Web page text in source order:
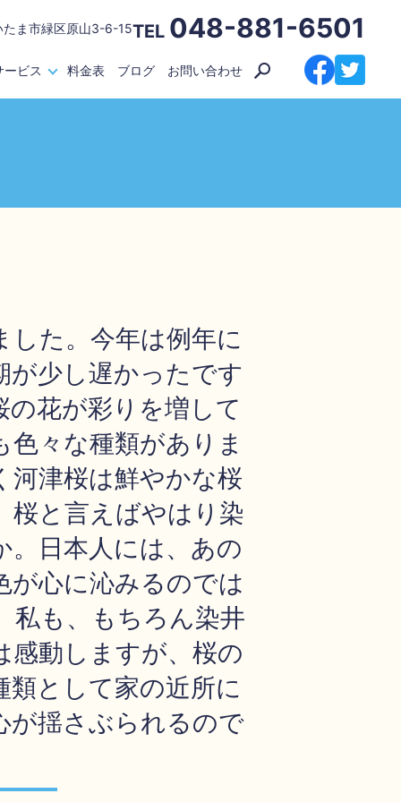
ービス 料金表 ブログ お問い合わせ
ま市緑区原山3-6-15TEL 048-881-6501
した。今年は例年に
が少し遅かったです
の花が彩りを増して
々な種類がありま
河津桜は鮮やかな桜
桜と言えばやはり染
。日本人には、あの
が心に沁みるのでは
私も、もちろん染井
感動しますが、桜の
類として家の近所に
が揺さぶられるので